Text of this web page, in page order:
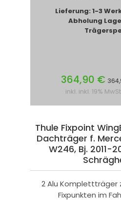
Lieferung: 1-3
Abholung
364,90 €
inkl. inkl. 19%
Thule Fixpoint
Dachträger f.
W246, Bj. 2011-
2 Alu Komplettträger
Fixpunkten im